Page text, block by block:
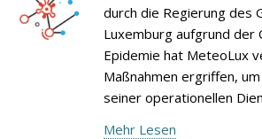
durch die Regierung des
Luxemburg aufgrund der
Epidemie hat MeteoLux
Maßnahmen ergriffen,
seiner operationellen
Mehr Lesen